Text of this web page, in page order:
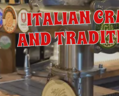
ITALIAN
AND